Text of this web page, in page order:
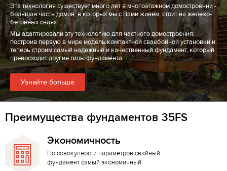
Эта технология существует много лет в многоэтажном домостроении -
большая часть домов, в которых мы с Вами живем, стоит на железо-
бетонных сваях.
Мы адаптировали эту технологию для частного домостроения,
построив первую в мире модель компактной сваебойной установки и
теперь строим самый надежный и качественный фундамент, который
превосходит другие типы фундамента.
Узнайте больше
Преимущества фундаментов 35FS
Экономичность
По совокупности параметров свайный
фундамент самый экономичный